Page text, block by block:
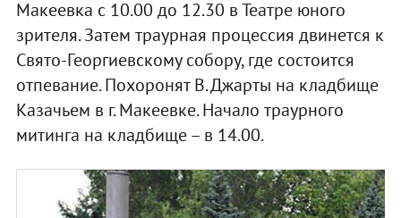
Макеевка с 10.00 до 12.30 в Театре юного
зрителя. Затем траурная процессия двинется к
Свято-Георгиевскому собору, где состоится
отпевание. Похоронят В. Джарты на кладбище
Казачьем в г. Макеевке. Начало траурного
митинга на кладбище – в 14.00.